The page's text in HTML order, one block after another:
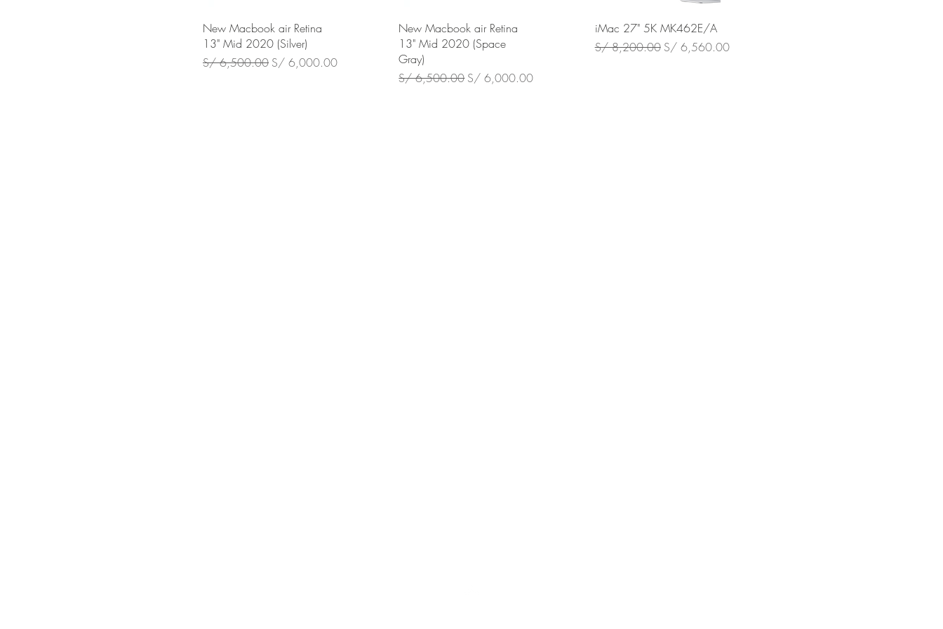
New Macbook air Retina
13" Mid 2020 (Silver)
Precio
S/ 6,500.00 Precio de oferta
S/ 6,000.00
New Macbook air Retina
13" Mid 2020 (Space
Gray)
Precio
S/ 6,500.00 Precio de oferta
S/ 6,000.00
iMac 27" 5K MK462E/A
Precio
S/ 8,200.00 Precio de oferta
S/ 6,560.00